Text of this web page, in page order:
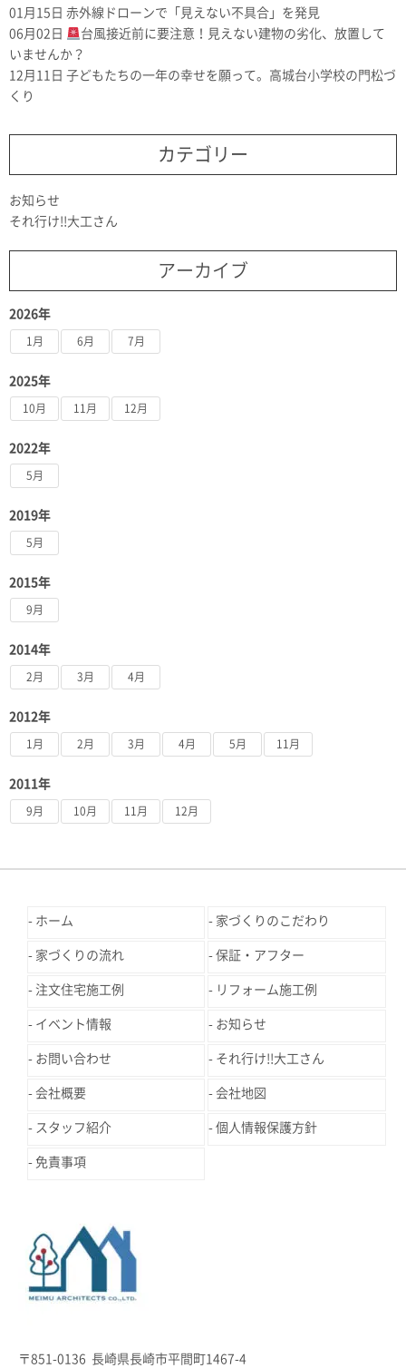
01月15日 赤外線ドローンで「見えない不具合」を発見
06月02日
台風接近前に要注意！見えない建物の劣化、放置して
いませんか？
12月11日 子どもたちの一年の幸せを願って。高城台小学校の門松づ
くり
カテゴリー
お知らせ
それ行け!!大工さん
アーカイブ
2026年
1月 6月 7月
2025年
10月 11月 12月
2022年
5月
2019年
5月
2015年
9月
2014年
2月 3月 4月
2012年
1月 2月 3月 4月 5月 11月
2011年
9月 10月 11月 12月
ホーム 家づくりのこだわり
家づくりの流れ 保証・アフター
注文住宅施工例 リフォーム施工例
イベント情報 お知らせ
お問い合わせ それ行け!!大工さん
会社概要 会社地図
スタッフ紹介 個人情報保護方針
免責事項
〒851-0136 長崎県長崎市平間町1467-4